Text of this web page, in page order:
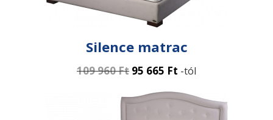
Silence matrac
109 960Ft 95 665 Ft -tól